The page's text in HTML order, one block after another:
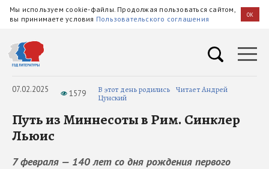
Мы используем cookie-файлы. Продолжая пользоваться сайтом,
вы принимаете условия Пользовательского соглашения OK
07.02.2025 1579 В этот день родились Читает Андрей
Цунский
Путь из Миннесоты в Рим. Синклер
Льюис
7 февраля — 140 лет со дня рождения первого